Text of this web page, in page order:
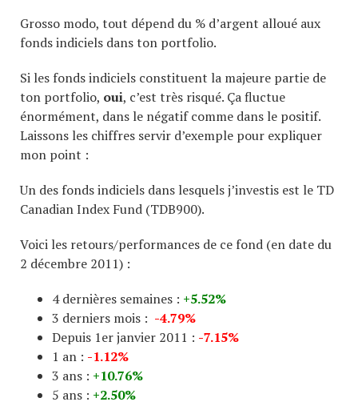
Grosso modo, tout dépend du % d’argent alloué aux
fonds indiciels dans ton portfolio.
Si les fonds indiciels constituent la majeure partie de
ton portfolio, oui, c’est très risqué. Ça fluctue
énormément, dans le négatif comme dans le positif.
Laissons les chiffres servir d’exemple pour expliquer
mon point :
Un des fonds indiciels dans lesquels j’investis est le TD
Canadian Index Fund (TDB900).
Voici les retours/performances de ce fond (en date du
2 décembre 2011) :
4 dernières semaines : +5.52%
3 derniers mois : -4.79%
Depuis 1er janvier 2011 : -7.15%
1 an : -1.12%
3 ans : +10.76%
5 ans : +2.50%